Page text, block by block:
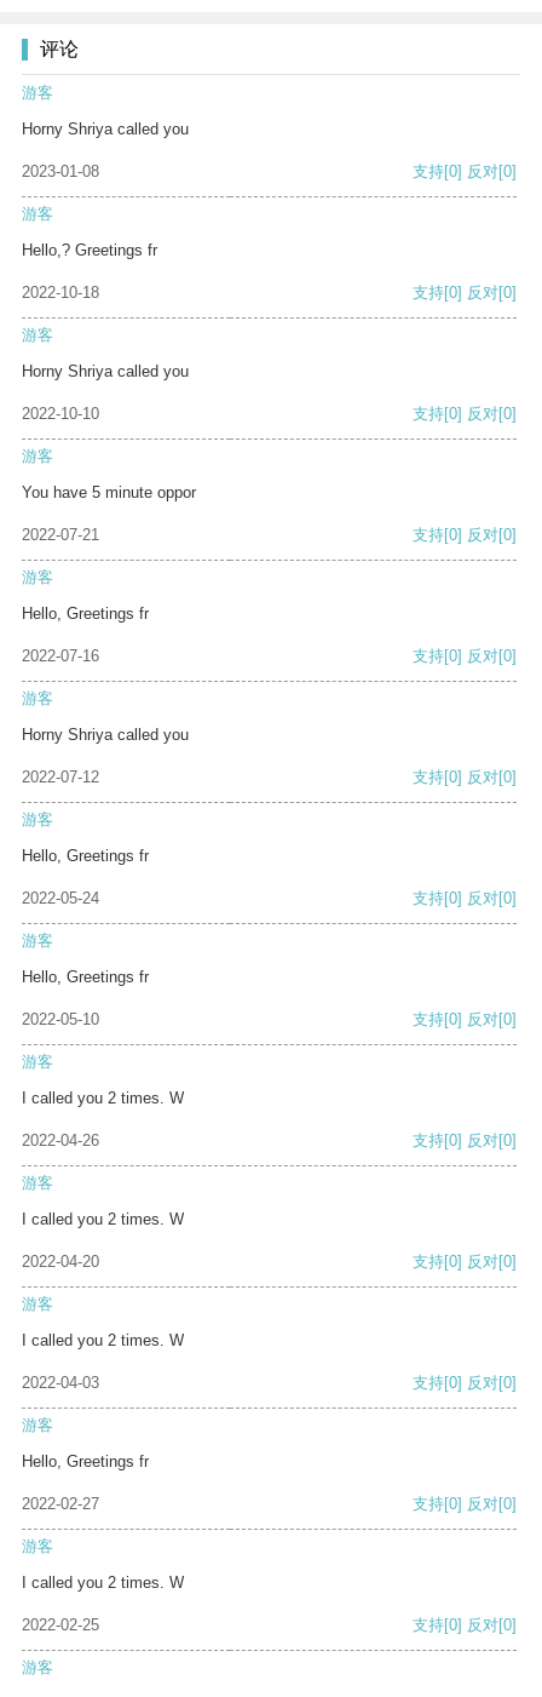
评论
游客
Horny Shriya called you
2023-01-08 支持[0] 反对[0]
游客
Hello,? Greetings fr
2022-10-18 支持[0] 反对[0]
游客
Horny Shriya called you
2022-10-10 支持[0] 反对[0]
游客
You have 5 minute oppor
2022-07-21 支持[0] 反对[0]
游客
Hello, Greetings fr
2022-07-16 支持[0] 反对[0]
游客
Horny Shriya called you
2022-07-12 支持[0] 反对[0]
游客
Hello, Greetings fr
2022-05-24 支持[0] 反对[0]
游客
Hello, Greetings fr
2022-05-10 支持[0] 反对[0]
游客
I called you 2 times. W
2022-04-26 支持[0] 反对[0]
游客
I called you 2 times. W
2022-04-20 支持[0] 反对[0]
游客
I called you 2 times. W
2022-04-03 支持[0] 反对[0]
游客
Hello, Greetings fr
2022-02-27 支持[0] 反对[0]
游客
I called you 2 times. W
2022-02-25 支持[0] 反对[0]
游客